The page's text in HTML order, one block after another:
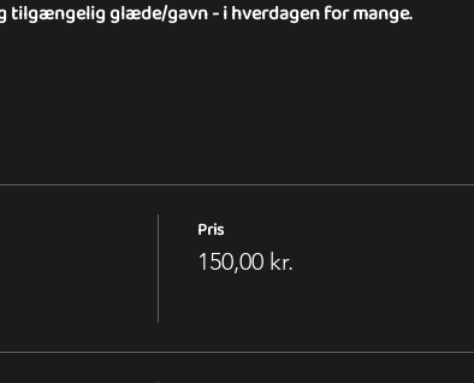
tilgængelig glæde/gavn - i hverdagen for mange.
Pris
150,00 kr.